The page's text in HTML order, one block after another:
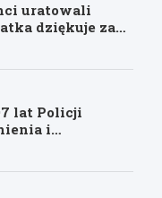
uratowali
dziękuje za
lat Policji
i
służby